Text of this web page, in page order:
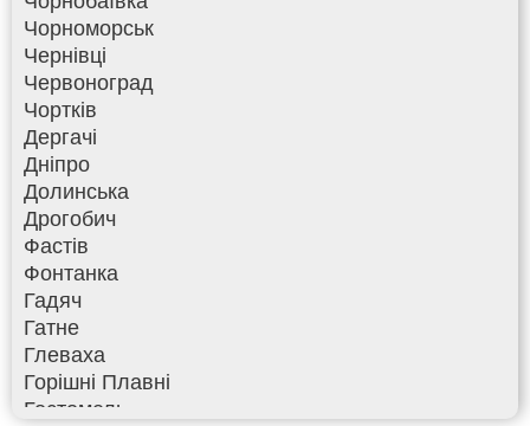
Чорноморськ
Чернівці
Червоноград
Чортків
Дергачі
Дніпро
Долинська
Дрогобич
Фастів
Фонтанка
Гадяч
Гатне
Глеваха
Горішні Плавні
Гостомель